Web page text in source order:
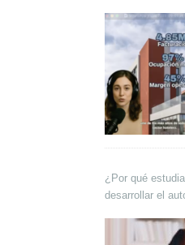
¿Por qué
desarrollar el